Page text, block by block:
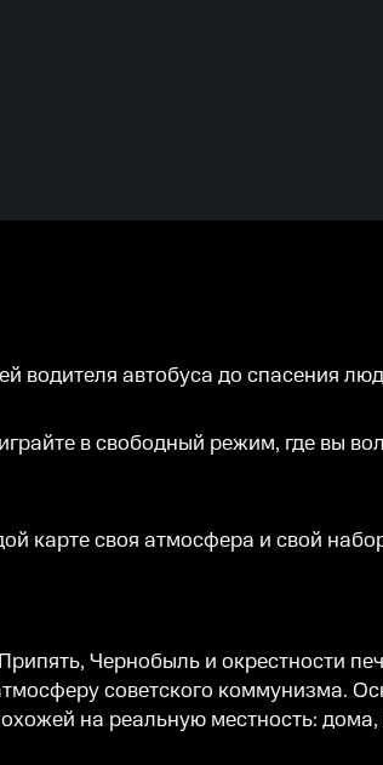
водителя автобуса до спасения
в свободный режим, где вы
карте своя атмосфера и свой
Чернобыль и окрестности
советского коммунизма.
на реальную местность: